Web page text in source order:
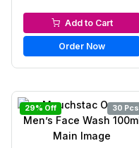
Men’s Face Wash
Add to Cart
Order Now
29% Off 30 Pcs